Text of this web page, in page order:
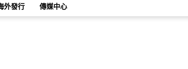
外發行 傳媒中心